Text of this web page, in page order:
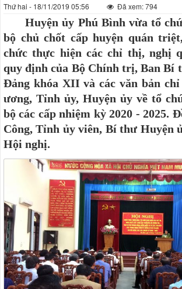
Thứ hai - 18/11/2019 05:56 Đã xem: 794
Huyện ủy Phú Bình vừa tổ
bộ chủ chốt cấp huyện quán
chức thực hiện các chỉ thị, nghị
quy định của Bộ Chính trị, Ban Bí
Đảng khóa XII và các văn bản
ương, Tỉnh ủy, Huyện ủy về tổ
bộ các cấp nhiệm kỳ 2020 - 2025.
Công, Tỉnh ủy viên, Bí thư Huyện
Hội nghị.